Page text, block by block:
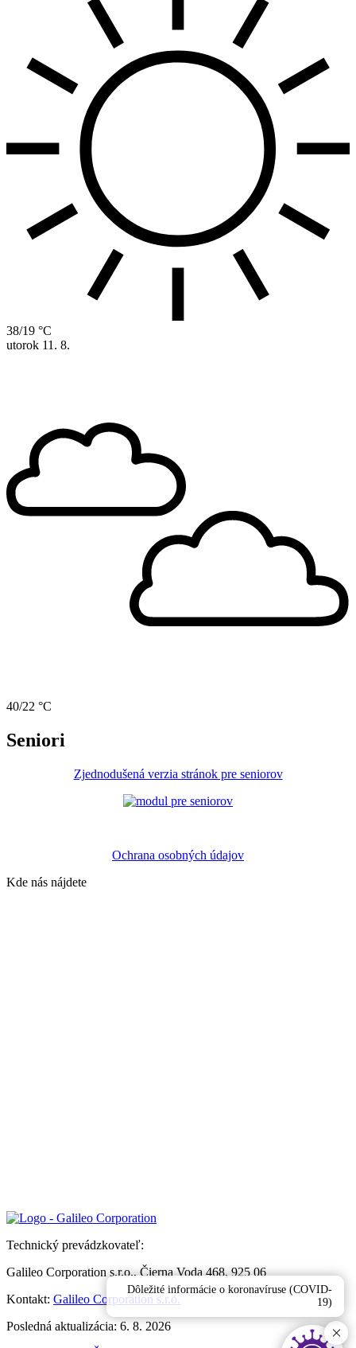
38/19 °C
utorok 11. 8.
40/22 °C
Seniori
Zjednodušená verzia stránok pre seniorov
Ochrana osobných údajov
Kde nás nájdete
Technický prevádzkovateľ:
Galileo Corporation s.r.o., Čierna Voda 468, 925 06
Kontakt: Galileo Corporation s.r.o.
Posledná aktualizácia: 6. 8. 2026
Dôležité informácie o koronavíruse (COVID-
19)